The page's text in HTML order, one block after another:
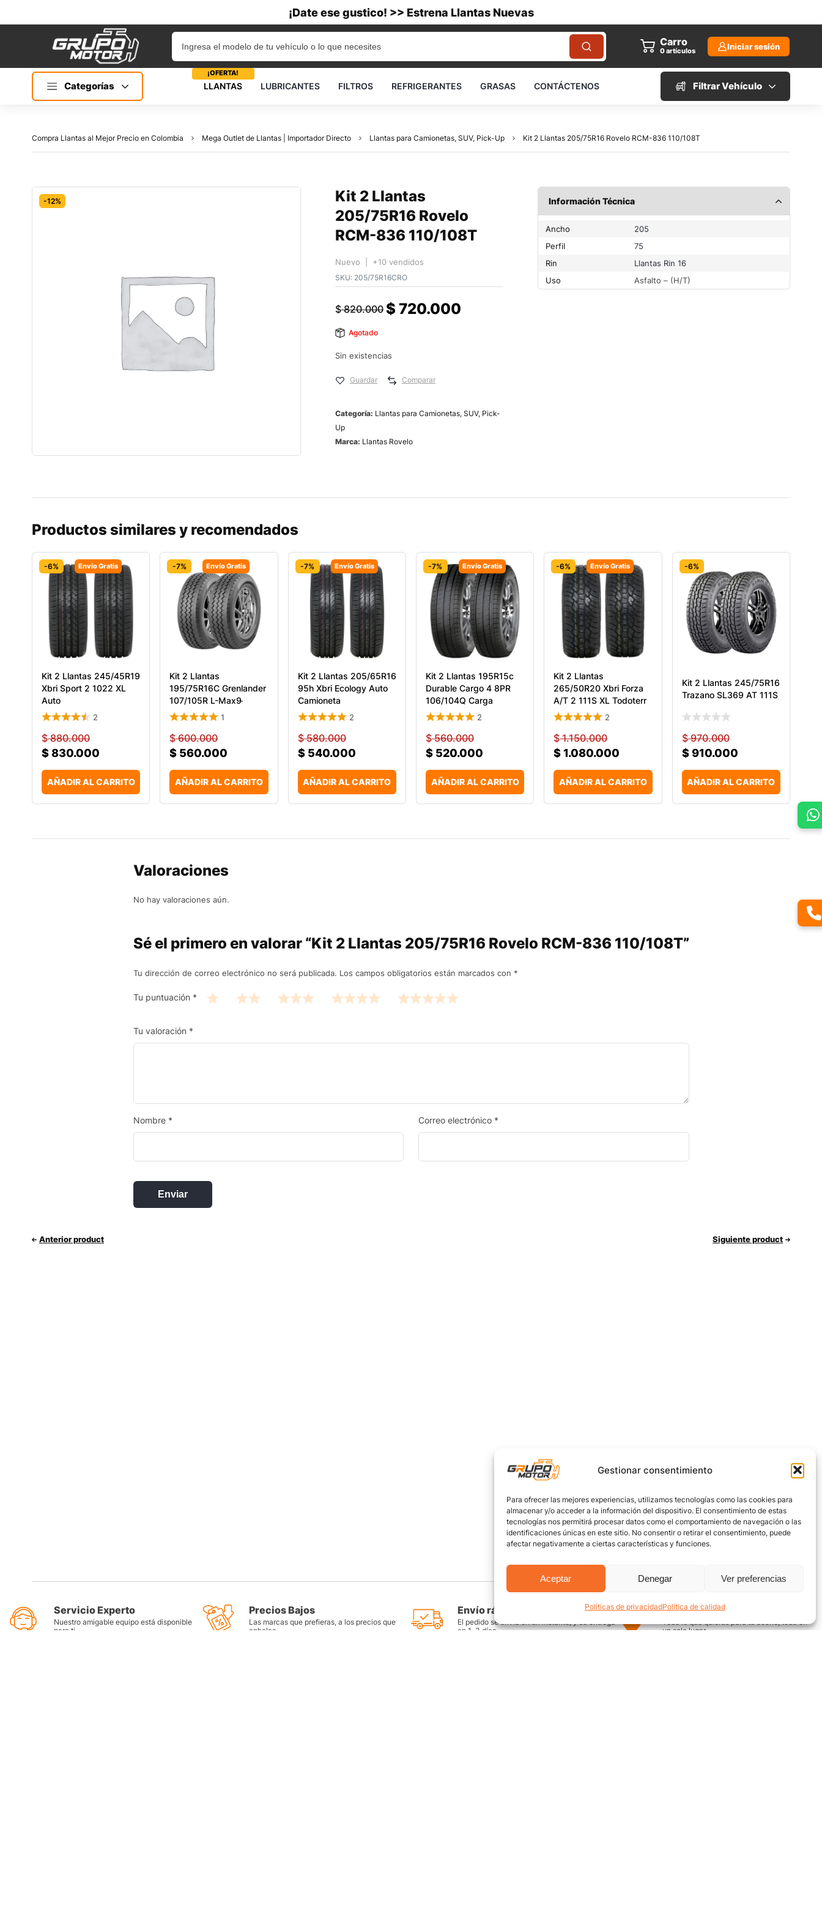
Gestionar consentimiento
Para ofrecer las mejores experiencias, utilizamos tecnologías como las cookies para
almacenar y/o acceder a la información del dispositivo. El consentimiento de estas
tecnologías nos permitirá procesar datos como el comportamiento de navegación o las
identificaciones únicas en este sitio. No consentir o retirar el consentimiento, puede
afectar negativamente a ciertas características y funciones.
Aceptar Denegar Ver preferencias
Políticas de privacidadPolítica de calidad
¡Date ese gustico! >> Estrena Llantas Nuevas
Carro
0artículos Iniciar sesión
Categorías LLANTAS
¡OFERTA!
LUBRICANTES FILTROS REFRIGERANTES GRASAS CONTÁCTENOS Filtrar Vehículo
Compra Llantas al Mejor Precio en Colombia Mega Outlet de Llantas | Importador Directo Llantas para Camionetas, SUV, Pick-Up Kit 2 Llantas 205/75R16 Rovelo RCM-836 110/108T
-12%
Kit 2 Llantas
205/75R16 Rovelo
RCM-836 110/108T
Nuevo | +10 vendidos
SKU: 205/75R16CRO
$820.000 $ 720.000
Agotado
Sin existencias
Guardar Comparar
Categoría: Llantas para Camionetas, SUV, Pick-
Up
Marca: Llantas Rovelo
Información Técnica
Ancho
205
Perfil
75
Rin
Llantas Rin 16
Uso
Asfalto – (H/T)
Productos similares y recomendados
-6% Envío Gratis
Kit 2 Llantas 245/45R19
Xbri Sport 2 1022 XL
Auto
2
$880.000
$830.000
AÑADIR AL CARRITO
-7% Envío Gratis
Kit 2 Llantas
195/75R16C Grenlander
107/105R L-Max9 ̵
1
$600.000
$ 560.000
AÑADIR AL CARRITO
-7% Envío Gratis
Kit 2 Llantas 205/65R16
95h Xbri Ecology Auto
Camioneta
2
$580.000
$540.000
AÑADIR AL CARRITO
-7% Envío Gratis
Kit 2 Llantas 195R15c
Durable Cargo 4 8PR
106/104Q Carga
2
$560.000
$520.000
AÑADIR AL CARRITO
-6% Envío Gratis
Kit 2 Llantas
265/50R20 Xbri Forza
A/T 2 111S XL Todoterr
2
$1.150.000
$1.080.000
AÑADIR AL CARRITO
-6%
Kit 2 Llantas 245/75R16
Trazano SL369 AT 111S
$970.000
$910.000
AÑADIR AL CARRITO
Valoraciones
No hay valoraciones aún.
Sé el primero en valorar “Kit 2 Llantas 205/75R16 Rovelo RCM-836 110/108T”
Tu dirección de correo electrónico no será publicada. Los campos obligatorios están marcados con *
Tu puntuación *
Tu valoración *
Nombre * Correo electrónico *
Anterior product Siguiente product
Servicio Experto
Nuestro amigable equipo está disponible
para ti
Precios Bajos
Las marcas que prefieras, a los precios que
anhelas
Envío rápido y seguro
El pedido se envía en un instante, y se entrega
en 1-3 días
Encuentra aquí
Todo lo que quieras para tu coche, todo en
un solo lugar